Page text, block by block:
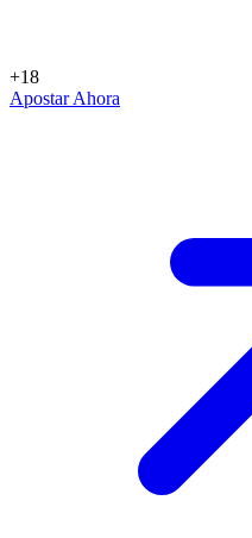
+18
Apostar Ahora